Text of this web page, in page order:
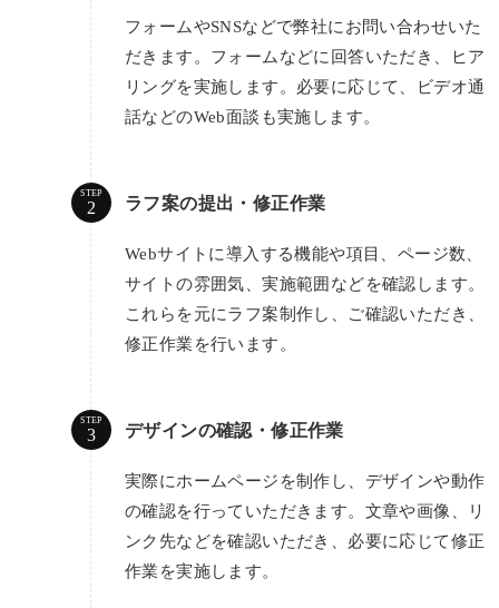
フォームやSNSなどで弊社にお問い合わせいた
だきます。フォームなどに回答いただき、ヒア
リングを実施します。必要に応じて、ビデオ通
話などのWeb面談も実施します。
STEP ラフ案の提出・修正作業
Webサイトに導入する機能や項目、ページ数、
サイトの雰囲気、実施範囲などを確認します。
これらを元にラフ案制作し、ご確認いただき、
修正作業を行います。
STEP デザインの確認・修正作業
実際にホームページを制作し、デザインや動作
の確認を行っていただきます。文章や画像、リ
ンク先などを確認いただき、必要に応じて修正
作業を実施します。